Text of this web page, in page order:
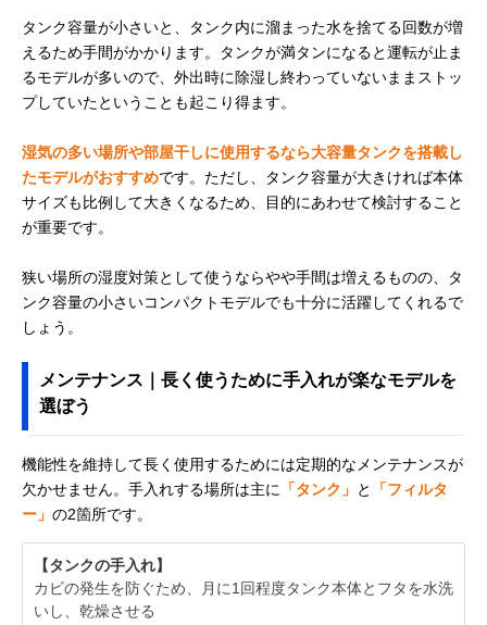
タンク容量が小さいと、タンク内に溜まった水を捨てる回数が増
えるため手間がかかります。タンクが満タンになると運転が止ま
るモデルが多いので、外出時に除湿し終わっていないままストッ
プしていたということも起こり得ます。
湿気の多い場所や部屋干しに使用するなら大容量タンクを搭載し
たモデルがおすすめです。ただし、タンク容量が大きければ本体
サイズも比例して大きくなるため、目的にあわせて検討すること
が重要です。
狭い場所の湿度対策として使うならやや手間は増えるものの、タ
ンク容量の小さいコンパクトモデルでも十分に活躍してくれるで
しょう。
メンテナンス｜長く使うために手入れが楽なモデルを
選ぼう
機能性を維持して長く使用するためには定期的なメンテナンスが
欠かせません。手入れする場所は主に
「タンク」 と
「フィルタ
ー」 の2箇所です。
【タンクの手入れ】
カビの発生を防ぐため、月に1回程度タンク本体とフタを水洗
いし、乾燥させる